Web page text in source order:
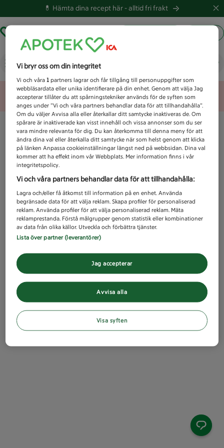
💊 Hämta dina recept här -alltid fri frakt
Vad letar du efter idag?
Unknown error
Vi bryr oss om din integritet
Vi och våra1 partners lagrar och får tillgång till personuppgifter som
webbläsardata eller unika identifierare på din enhet. Genom att välja Jag
accepterar tillåter du att spårningstekniker används för de syften som
anges under ”Vi och våra partners behandlar data för att tillhandahålla”.
Om du väljer Avvisa alla eller återkallar ditt samtycke inaktiveras de. Om
spårare är inaktiverade kan visst innehåll och vissa annonser som du ser
vara mindre relevanta för dig. Du kan återkomma till denna meny för att
ändra dina val eller återkalla ditt samtycke när som helst genom att klicka
på länken Anpassa cookieinställningar längst ned på webbsidan. Dina val
kommer att ha effekt inom vår Webbplats. Mer information finns i vår
integritetspolicy.
Vi och våra partners behandlar data för att tillhandahålla:
Lagra och/eller få åtkomst till information på en enhet. Använda
begränsade data för att välja reklam. Skapa profiler för personaliserad
reklam. Använda profiler för att välja personaliserad reklam. Mäta
reklamprestanda. Förstå målgrupper genom statistik eller kombinationer
av data från olika källor. Utveckla och förbättra tjänster.
Lista över partner (leverantörer)
Avvisa alla
Jag accepterar
Visa syften